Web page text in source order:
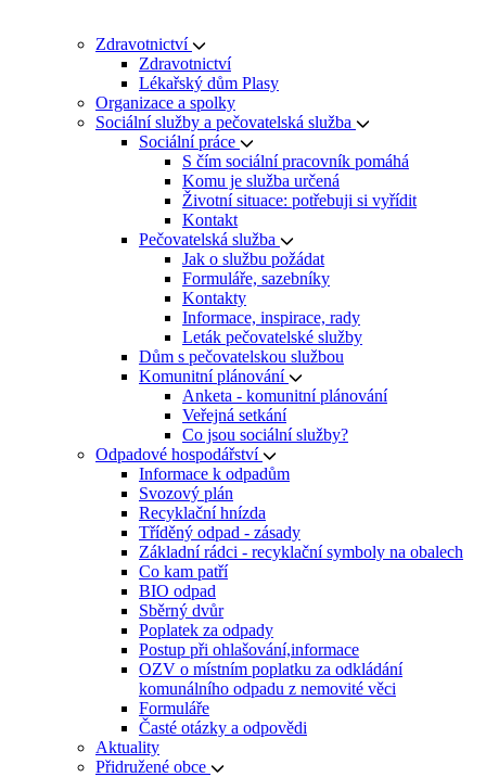
Zdravotnictví
Zdravotnictví
Lékařský dům Plasy
Organizace a spolky
Sociální služby a pečovatelská služba
Sociální práce
S čím sociální pracovník pomáhá
Komu je služba určená
Životní situace: potřebuji si vyřídit
Kontakt
Pečovatelská služba
Jak o službu požádat
Formuláře, sazebníky
Kontakty
Informace, inspirace, rady
Leták pečovatelské služby
Dům s pečovatelskou službou
Komunitní plánování
Anketa - komunitní plánování
Veřejná setkání
Co jsou sociální služby?
Odpadové hospodářství
Informace k odpadům
Svozový plán
Recyklační hnízda
Tříděný odpad - zásady
Základní rádci - recyklační symboly na obalech
Co kam patří
BIO odpad
Sběrný dvůr
Poplatek za odpady
Postup při ohlašování,informace
OZV o místním poplatku za odkládání
komunálního odpadu z nemovité věci
Formuláře
Časté otázky a odpovědi
Aktuality
Přidružené obce